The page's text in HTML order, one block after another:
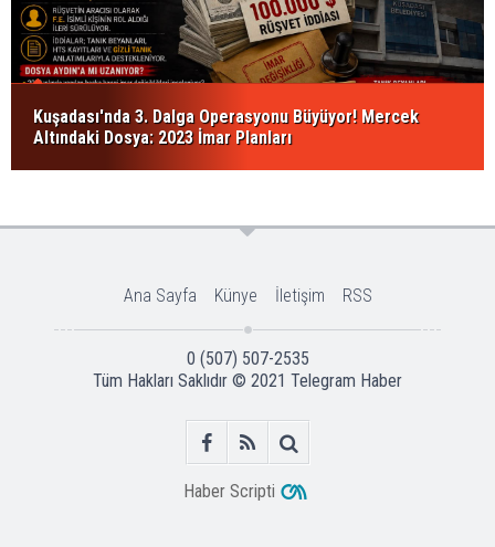
Kuşadası'nda 3. Dalga Operasyonu Büyüyor! Mercek
Altındaki Dosya: 2023 İmar Planları
Ana Sayfa Künye İletişim RSS
0 (507) 507-2535
Tüm Hakları Saklıdır © 2021 Telegram Haber
Haber Scripti